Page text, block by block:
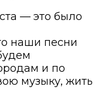
— это было
наши песни
и по
музыку, жить